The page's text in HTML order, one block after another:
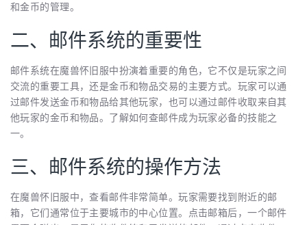
和金币的管理。
二、邮件系统的重要性
邮件系统在魔兽怀旧服中扮演着重要的角色，它不仅是玩家之间
交流的重要工具，还是金币和物品交易的主要方式。玩家可以通
过邮件发送金币和物品给其他玩家，也可以通过邮件收取来自其
他玩家的金币和物品。了解如何查邮件成为玩家必备的技能之
一。
三、邮件系统的操作方法
在魔兽怀旧服中，查看邮件非常简单。玩家需要找到附近的邮
箱，它们通常位于主要城市的中心位置。点击邮箱后，一个邮件